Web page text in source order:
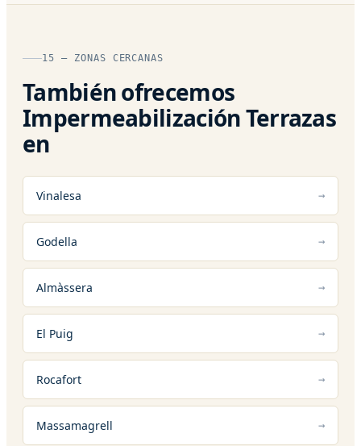
15 — ZONAS CERCANAS
También ofrecemos
Impermeabilización Terrazas
en
Vinalesa
Godella
Almàssera
El Puig
Rocafort
Massamagrell